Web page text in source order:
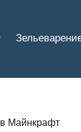
в Майнкрафт